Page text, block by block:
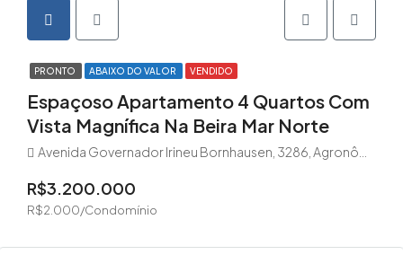
PRONTO ABAIXO DO VALOR VENDIDO
Espaçoso Apartamento 4 Quartos Com
Vista Magnífica Na Beira Mar Norte
Avenida Governador Irineu Bornhausen, 3286, Agronômica - cep 88025-200
R$3.200.000
R$2.000/Condomínio